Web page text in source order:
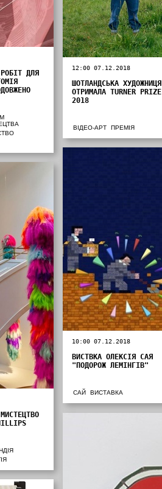
ДЛЯ
12:00 07.12.2018
ШОТЛАНДСЬКА ХУДОЖНИЦЯ
ОТРИМАЛА TURNER PRIZE
2018
ВІДЕО-АРТ ПРЕМІЯ
10:00 07.12.2018
ВИСТВКА ОЛЕКСІЯ САЯ
"ПОДОРОЖ ЛЕМІНГІВ"
САЙ
ВИСТАВКА